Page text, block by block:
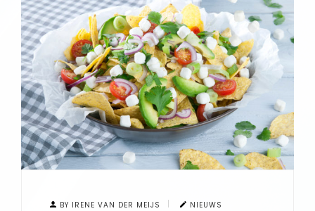
BY IRENE VAN DER MEIJS NIEUWS